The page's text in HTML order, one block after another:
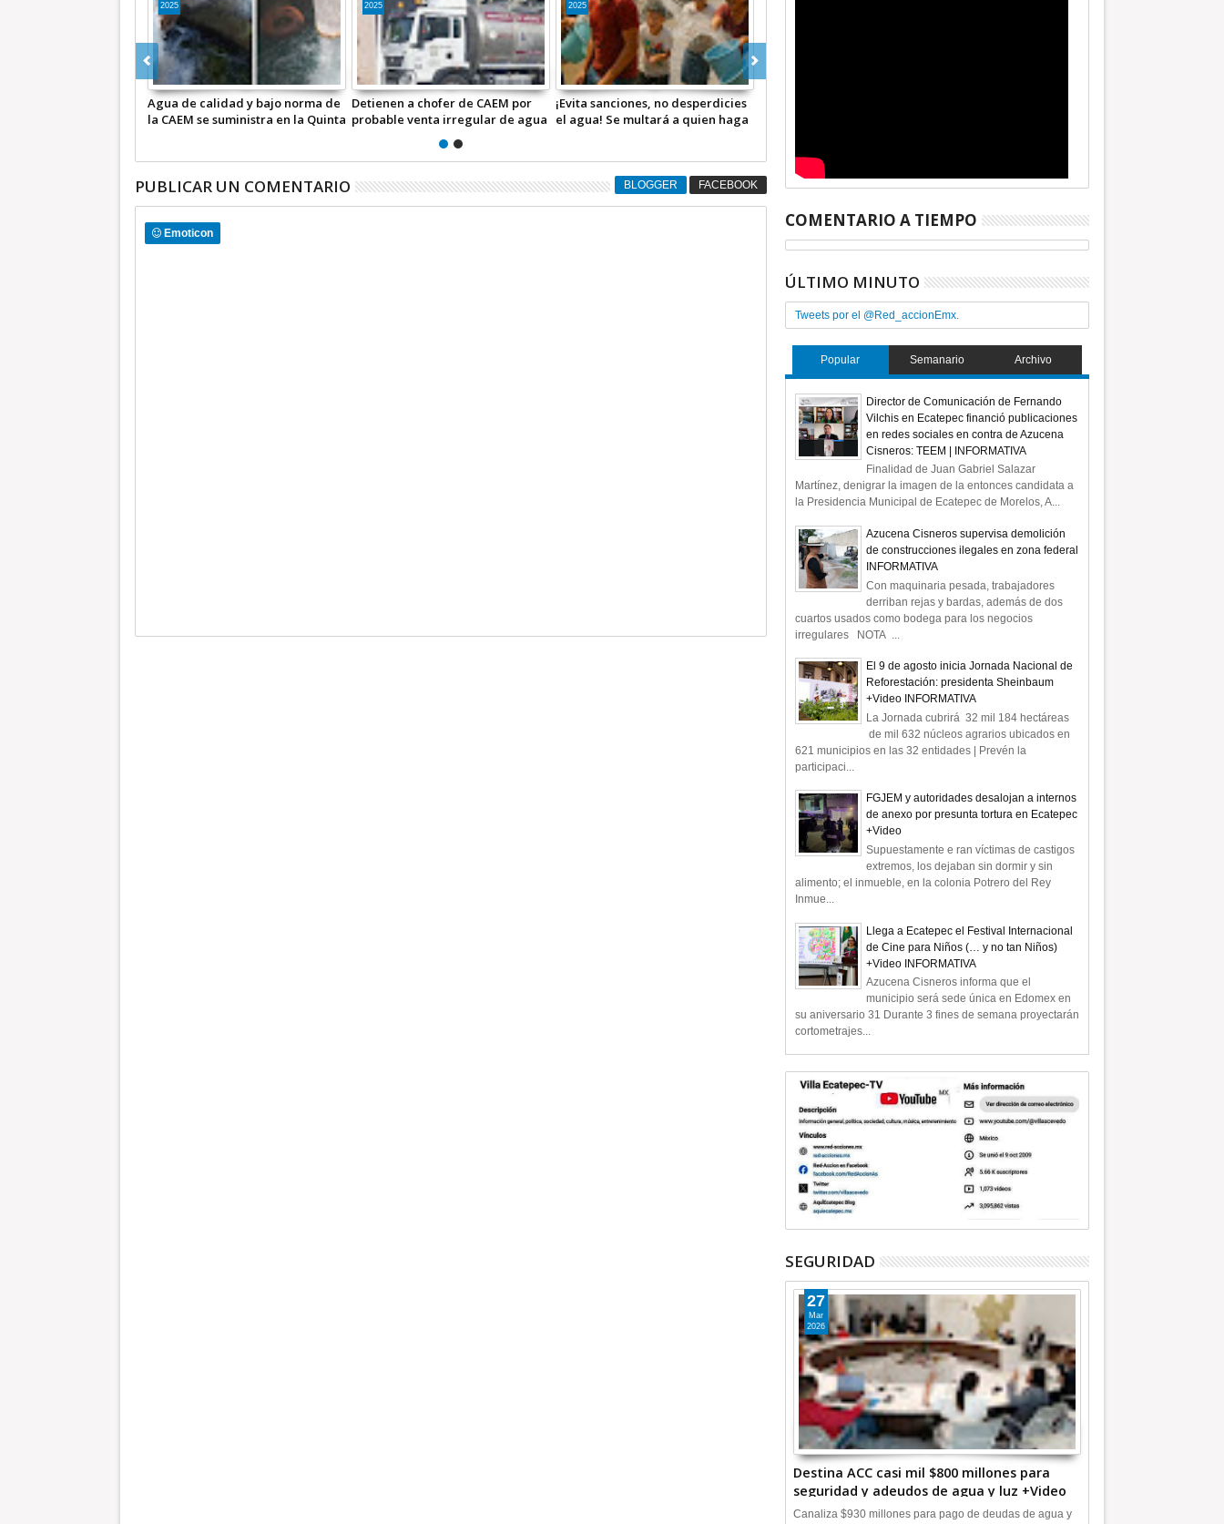
Agua de calidad y bajo norma de
la CAEM se suministra en la Quinta
Detienen a chofer de CAEM por
probable venta irregular de agua
en Industrias Tulpetlac
¡Evita sanciones, no desperdicies
el agua! Se multará a quien haga
2025
Apoyan a Coacalco y Ecatepec la
Secretaría de Agua y CAEM ante
2024
PUBLICAR UN COMENTARIO BLOGGER FACEBOOK
Emoticon
COMENTARIO A TIEMPO
ÚLTIMO MINUTO
Tweets por el @Red_accionEmx.
Popular Semanario Archivo
Director de Comunicación de Fernando
Vilchis en Ecatepec financió publicaciones
en redes sociales en contra de Azucena
Cisneros: TEEM | INFORMATIVA
Finalidad de Juan Gabriel Salazar
Martínez, denigrar la imagen de la entonces candidata a
la Presidencia Municipal de Ecatepec de Morelos, A...
Azucena Cisneros supervisa demolición
de construcciones ilegales en zona federal
INFORMATIVA
Con maquinaria pesada, trabajadores
derriban rejas y bardas, además de dos
cuartos usados como bodega para los negocios
irregulares NOTA ...
El 9 de agosto inicia Jornada Nacional de
Reforestación: presidenta Sheinbaum
+Video INFORMATIVA
La Jornada cubrirá 32 mil 184 hectáreas
de mil 632 núcleos agrarios ubicados en
621 municipios en las 32 entidades | Prevén la
participaci...
FGJEM y autoridades desalojan a internos
de anexo por presunta tortura en Ecatepec
+Video
Supuestamente e ran víctimas de castigos
extremos, los dejaban sin dormir y sin
alimento; el inmueble, en la colonia Potrero del Rey
Inmue...
Llega a Ecatepec el Festival Internacional
de Cine para Niños (… y no tan Niños)
+Video INFORMATIVA
Azucena Cisneros informa que el
municipio será sede única en Edomex en
su aniversario 31 Durante 3 fines de semana proyectarán
cortometrajes...
SEGURIDAD
Destina ACC casi mil $800 millones para
seguridad y adeudos de agua y luz +Video
27
Mar
2026
Canaliza $930 millones para pago de deudas de agua y